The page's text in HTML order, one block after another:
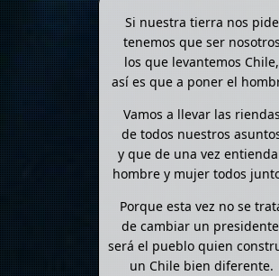
Si nuestra tierra nos pide
tenemos que ser nosotros
los que levantemos Chile,
así es que a poner el
Vamos a llevar las riendas
de todos nuestros
y que de una vez
hombre y mujer todos
Porque esta vez no se
de cambiar un
será el pueblo quien
un Chile bien diferente.